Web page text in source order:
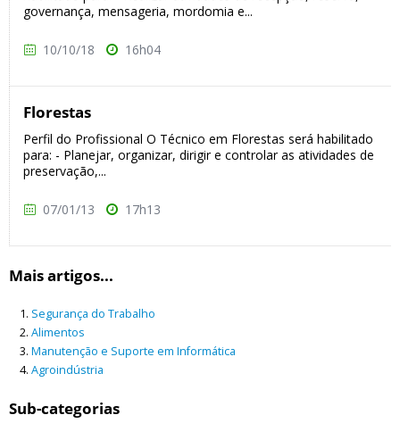
governança, mensageria, mordomia e...
10/10/18 16h04
Florestas
Perfil do Profissional O Técnico em Florestas será habilitado
para: - Planejar, organizar, dirigir e controlar as atividades de
preservação,...
07/01/13 17h13
Mais artigos...
Segurança do Trabalho
Alimentos
Manutenção e Suporte em Informática
Agroindústria
Sub-categorias